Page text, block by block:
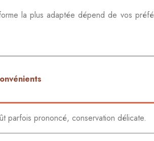
la plus adaptée dépend de vos
parfois prononcé, conservation délicate.